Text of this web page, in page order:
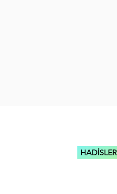
HADİSLER